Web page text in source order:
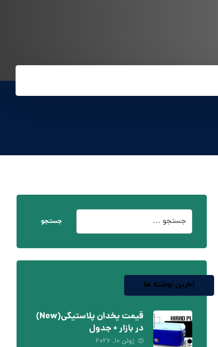
جستجو
آخرین نوشته ها
قیمت یخدان پلاستیکی(New)
در بازار + جدول
ژوئن ۱۰, ۲۰۲۶